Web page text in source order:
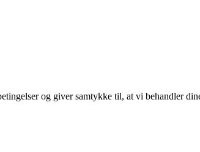
og giver samtykke til, at vi behandler